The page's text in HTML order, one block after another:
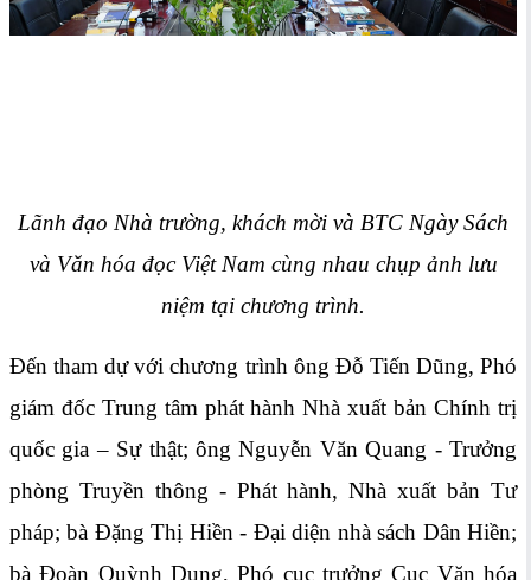
Lãnh đạo Nhà trường, khách mời và BTC Ngày Sách
và Văn hóa đọc Việt Nam cùng nhau chụp ảnh lưu
niệm tại chương trình.
Đến tham dự với chương trình ông Đỗ Tiến Dũng, Phó
giám đốc Trung tâm phát hành Nhà xuất bản Chính trị
quốc gia – Sự thật; ông Nguyễn Văn Quang - Trưởng
phòng Truyền thông - Phát hành, Nhà xuất bản Tư
pháp; bà Đặng Thị Hiền - Đại diện nhà sách Dân Hiền;
bà Đoàn Quỳnh Dung, Phó cục trưởng Cục Văn hóa